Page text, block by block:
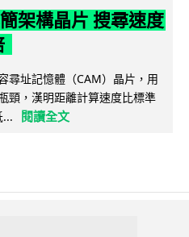
架構晶片 搜尋速度
尋址記憶體（CAM）晶片，用
頸，漢明距離計算速度比標準
...
閱讀全文